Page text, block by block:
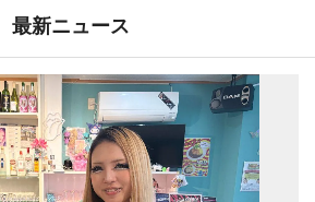
最新ニュース